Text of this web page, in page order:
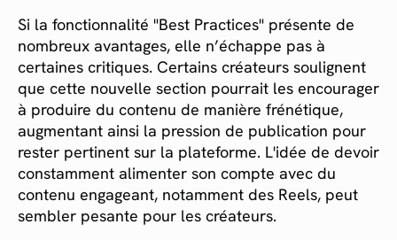
Si la fonctionnalité "Best Practices" présente de
nombreux avantages, elle n’échappe pas à
certaines critiques. Certains créateurs soulignent
que cette nouvelle section pourrait les encourager
à produire du contenu de manière frénétique,
augmentant ainsi la pression de publication pour
rester pertinent sur la plateforme. L'idée de devoir
constamment alimenter son compte avec du
contenu engageant, notamment des Reels, peut
sembler pesante pour les créateurs.